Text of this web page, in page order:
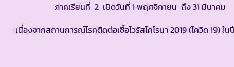
ภาคเรียนที่ 2 เปิดวันที่ 1 พฤศจิกายน ถึง 31 มีนาคม
เนื่องจากสถานการณ์โรคติดต่อเชื้อไวรัสโคโรนา 2019 (โควิด 19)